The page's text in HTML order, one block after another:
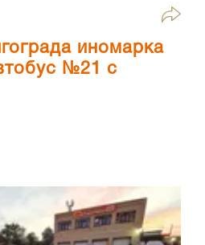
иномарка
№21 с